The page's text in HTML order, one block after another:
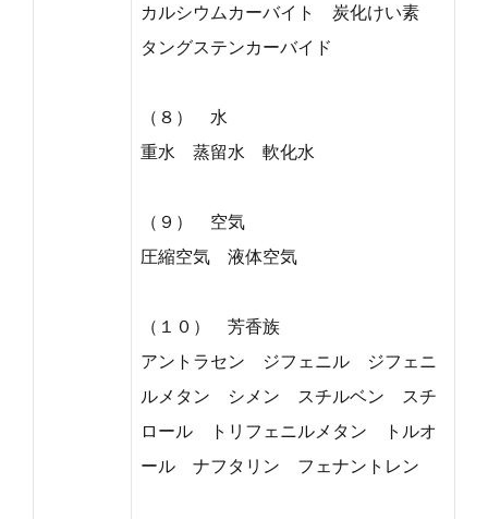
カルシウムカーバイト 炭化けい素
タングステンカーバイド
（８） 水
重水 蒸留水 軟化水
（９） 空気
圧縮空気 液体空気
（１０） 芳香族
アントラセン ジフェニル ジフェニ
ルメタン シメン スチルベン スチ
ロール トリフェニルメタン トルオ
ール ナフタリン フェナントレン